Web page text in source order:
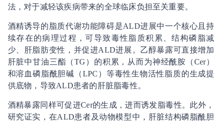
法，对于减轻该疾病带来的全球临床负担至关重要。
酒精诱导的脂质代谢功能障碍是ALD进展中一个核心且持
续存在的病理过程，可导致毒性脂质积累、结构磷脂减
少、肝脂肪变性，并促进ALD进展。乙醇暴露可直接增加
肝脏中甘油三酯（TG）的积累，从而为神经酰胺（Cer）
和溶血磷脂酰胆碱（LPC）等毒性生物活性脂质的生成提
供底物，导致ALD患者的肝脏脂毒性。
酒精暴露同样可促进Cer的生成，进而诱发脂毒性。此外，
研究证实，在ALD患者及动物模型中，肝脏结构磷脂酰胆